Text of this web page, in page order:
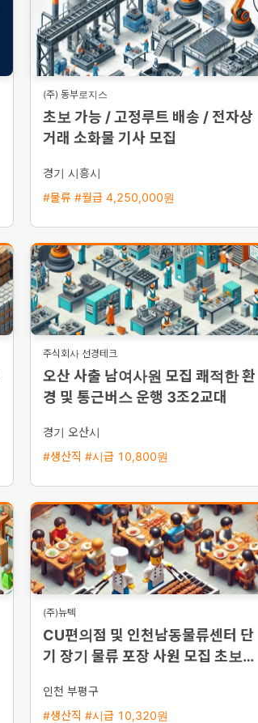
(주) 동부로지스
초보 가능 / 고정루트 배송 / 전자상
거래 소화물 기사 모집
경기 시흥시
#물류 #월급 4,250,000원
주식회사 선경테크
오산 사출 남여사원 모집 쾌적한 환
경 및 통근버스 운행 3조2교대
경기 오산시
#생산직 #시급 10,800원
(주)뉴텍
CU편의점 및 인천남동물류센터 단
기 장기 물류 포장 사원 모집 초보환
인천 부평구
#생산직 #시급 10,320원